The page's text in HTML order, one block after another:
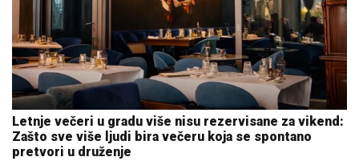
Letnje večeri u gradu više nisu rezervisane za vikend:
Zašto sve više ljudi bira večeru koja se spontano
pretvori u druženje